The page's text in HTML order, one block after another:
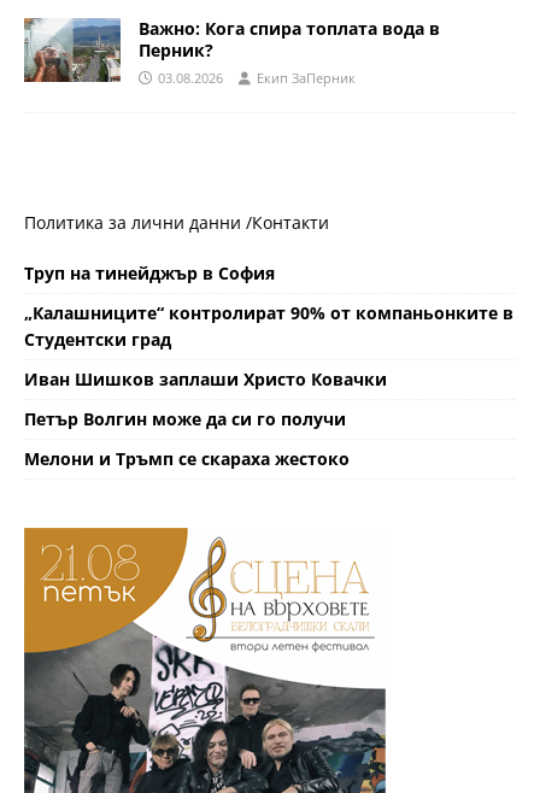
Важно: Кога спира топлата вода в
Перник?
03.08.2026 Eкип ЗаПерник
Политика за лични данни /Контакти
Труп на тинейджър в София
„Калашниците“ контролират 90% от компаньонките в
Студентски град
Иван Шишков заплаши Христо Ковачки
Петър Волгин може да си го получи
Мелони и Тръмп се скараха жестоко